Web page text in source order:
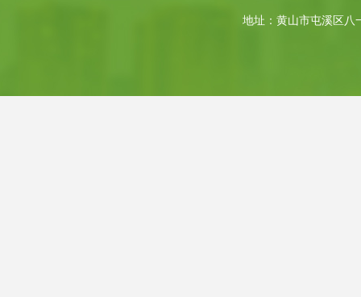
地址：黄山市屯溪区八